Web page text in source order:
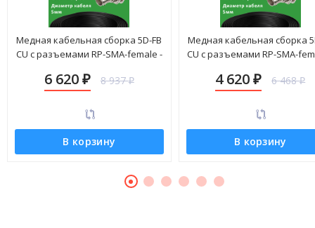
Медная кабельная сборка 5D-FB
CU с разъемами RP-SMA-female -
6 620 ₽ 8 937₽
В корзину
Медная кабельная сборка
CU с разъемами RP-SMA-
4 620₽ 6 468₽
В корзину